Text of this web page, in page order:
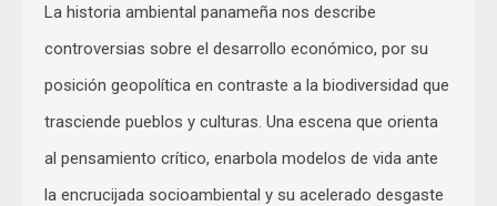
La historia ambiental panameña nos describe
controversias sobre el desarrollo económico, por su
posición geopolítica en contraste a la biodiversidad que
trasciende pueblos y culturas. Una escena que orienta
al pensamiento crítico, enarbola modelos de vida ante
la encrucijada socioambiental y su acelerado desgaste